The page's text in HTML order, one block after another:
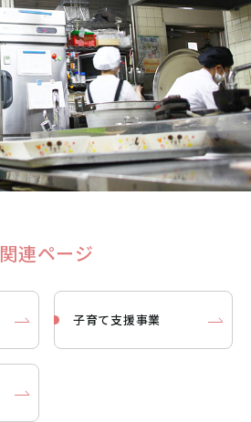
関連ページ
子育て支援事業